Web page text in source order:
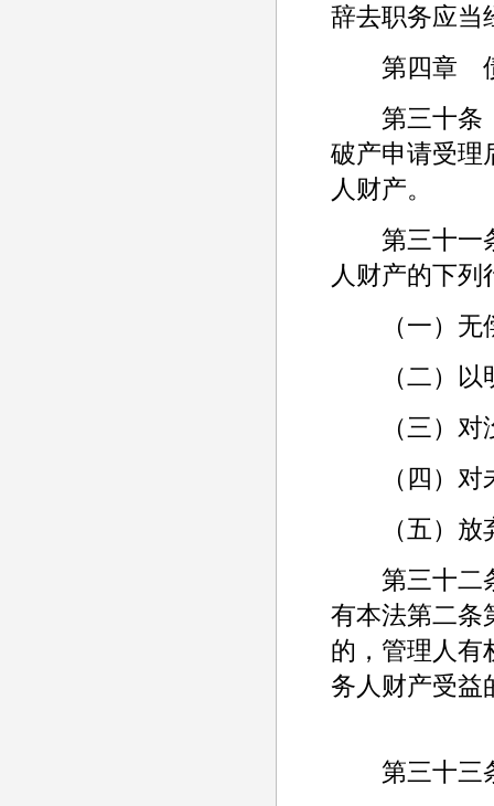
辞去职务应当
第四章 债
第三十条
破产申请受理
人财产。
第三十一条
人财产的下
（一）无
（二）以明
（三）对没
（四）对未
（五）放
第三十二条
有本法第二条
的，管理人有
务人财产受益
第三十三条